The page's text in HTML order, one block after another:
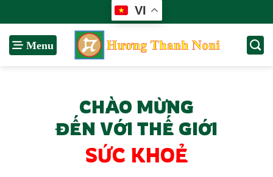
qua
nội
dung
VI
CHÀO MỪNG
ĐẾN VỚI THẾ GIỚI
SỨC KHOẺ